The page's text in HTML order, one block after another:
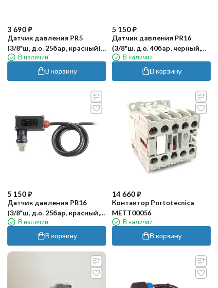
3 690₽
Датчик давления PR5
(3/8"ш, д.о. 25бар, красный)
PA В наличии
В корзину
5 150₽
Датчик давления PR16
(3/8"ш, д.о. 40бар, черный,
нерж) PA
В наличии
В корзину
5 150₽
Датчик давления PR16
(3/8"ш, д.о. 25бар, красный,
нерж) PA
В наличии
В корзину
14 660₽
Контактор Portotecnica
METT00056
В наличии
В корзину